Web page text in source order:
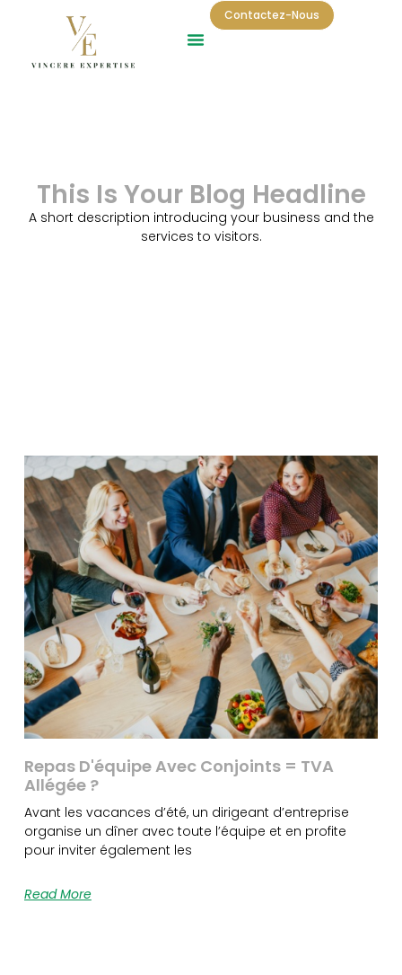
Contactez-Nous
This Is Your Blog Headline
A short description introducing your business and the
services to visitors.
Repas D'équipe Avec Conjoints = TVA
Allégée ?
Avant les vacances d’été, un dirigeant d’entreprise
organise un dîner avec toute l’équipe et en profite
pour inviter également les
Read More